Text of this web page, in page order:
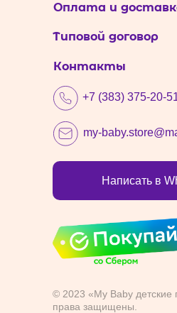
© 2023 «My Baby
права защищены.
Контакты
+7 (383) 375-20-
my-
Оплата и
Написать в
Типовой договор